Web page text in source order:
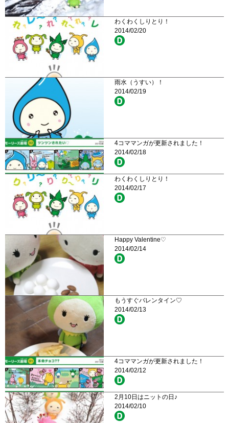
わくわくしりとり！
2014/02/20
雨水（うすい）！
2014/02/19
4コママンガが更新されました！
2014/02/18
わくわくしりとり！
2014/02/17
Happy Valentine♡
2014/02/14
もうすぐバレンタイン♡
2014/02/13
4コママンガが更新されました！
2014/02/12
2月10日はニットの日♪
2014/02/10